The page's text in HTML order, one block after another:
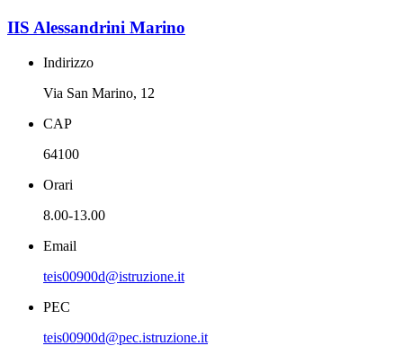
IIS Alessandrini Marino
Indirizzo
Via San Marino, 12
CAP
64100
Orari
8.00-13.00
Email
teis00900d@istruzione.it
PEC
teis00900d@pec.istruzione.it